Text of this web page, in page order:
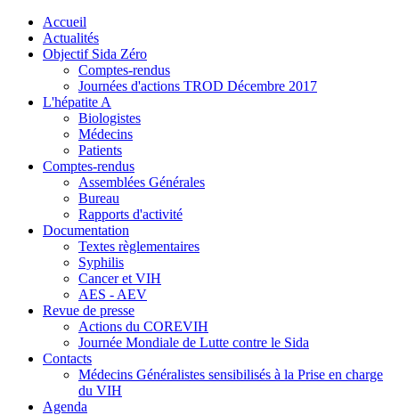
Accueil
Actualités
Objectif Sida Zéro
Comptes-rendus
Journées d'actions TROD Décembre 2017
L'hépatite A
Biologistes
Médecins
Patients
Comptes-rendus
Assemblées Générales
Bureau
Rapports d'activité
Documentation
Textes règlementaires
Syphilis
Cancer et VIH
AES - AEV
Revue de presse
Actions du COREVIH
Journée Mondiale de Lutte contre le Sida
Contacts
Médecins Généralistes sensibilisés à la Prise en charge
du VIH
Agenda
précédente
précédent
suivante
suivant